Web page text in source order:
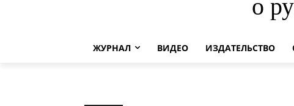
о
ЖУРНАЛ ВИДЕО ИЗДАТЕЛЬСТВО